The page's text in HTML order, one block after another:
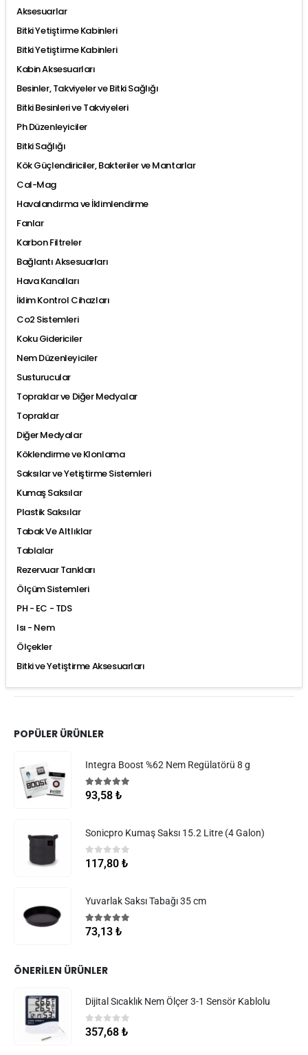
Aksesuarlar
Bitki Yetiştirme Kabinleri
Bitki Yetiştirme Kabinleri
Kabin Aksesuarları
Besinler, Takviyeler ve Bitki Sağlığı
Bitki Besinleri ve Takviyeleri
Ph Düzenleyiciler
Bitki Sağlığı
Kök Güçlendiriciler, Bakteriler ve Mantarlar
Cal-Mag
Havalandırma ve İklimlendirme
Fanlar
Karbon Filtreler
Bağlantı Aksesuarları
Hava Kanalları
İklim Kontrol Cihazları
Co2 Sistemleri
Koku Gidericiler
Nem Düzenleyiciler
Susturucular
Topraklar ve Diğer Medyalar
Topraklar
Diğer Medyalar
Köklendirme ve Klonlama
Saksılar ve Yetiştirme Sistemleri
Kumaş Saksılar
Plastik Saksılar
Tabak Ve Altlıklar
Tablalar
Rezervuar Tankları
Ölçüm Sistemleri
PH - EC - TDS
Isı - Nem
Ölçekler
Bitki ve Yetiştirme Aksesuarları
POPÜLER ÜRÜNLER
Integra Boost %62 Nem Regülatörü 8 g
5.005 üzerinden
93,58 ₺
Sonicpro Kumaş Saksı 15.2 Litre (4 Galon)
0 5 üzerinden
117,80 ₺
Yuvarlak Saksı Tabağı 35 cm
5.005 üzerinden
73,13 ₺
ÖNERILEN ÜRÜNLER
Dijital Sıcaklık Nem Ölçer 3-1 Sensör Kablolu
05 üzerinden
357,68 ₺